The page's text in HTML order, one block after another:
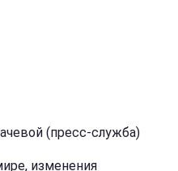
(пресс-служба)
изменения